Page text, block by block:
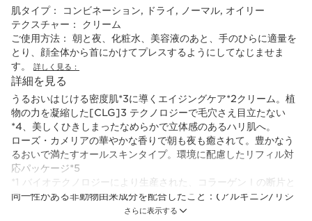
さらに表示する
肌タイプ：
コンビネーション, ドライ, ノーマル, オイリー
テクスチャー： クリーム
ご使用方法： 朝と夜、化粧水、美容液のあと、手のひらに適量を
とり、顔全体から首にかけてプレスするようにしてなじませま
す。 詳しく見る：
詳細を見る
うるおいはじける密度肌*3に導くエイジングケア*2クリーム。植
物の力を凝縮した[CLG]3 テクノロジーで毛穴さえ目立たない
*4、美しくひきしまったなめらかで立体感のあるハリ肌へ。
ローズ・カメリアの華やかな香りで朝も夜も癒されて。豊かなう
るおいで満たすオールスキンタイプ。環境に配慮したリフィル対
応パッケージ*5
*1 バイオテクノロジーにより生産された、コラーゲンⅠの断片と
同一性がある非動物由来成分を配合したこと：(アルギニン/リシ
ン)ポリペプチド (整肌成分)